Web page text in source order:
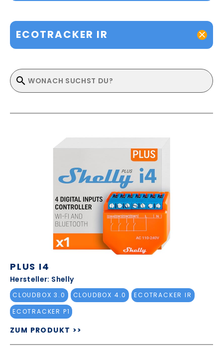
ECOTRACKER IR
PLUS I4
Hersteller: Shelly
CLOUDBOX 3.0 CLOUDBOX 4.0
ECOTRACKER IR
ECOTRACKER P1
ZUM PRODUKT >>